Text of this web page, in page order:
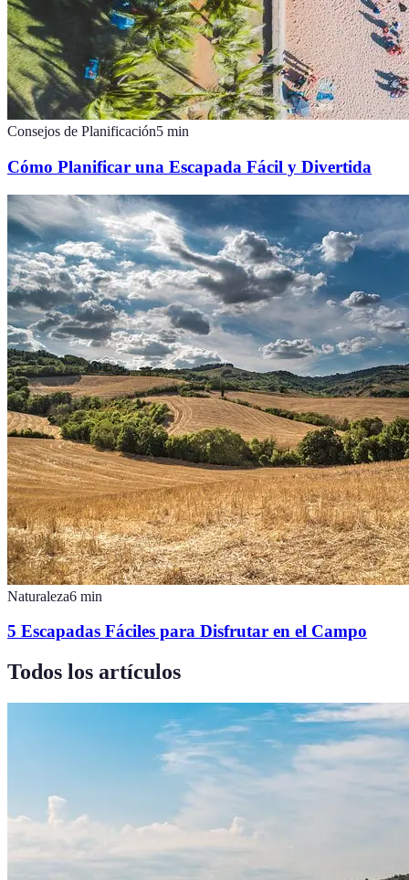
Consejos de Planificación5 min
Cómo Planificar una Escapada Fácil y Divertida
Naturaleza6 min
5 Escapadas Fáciles para Disfrutar en el Campo
Todos los artículos